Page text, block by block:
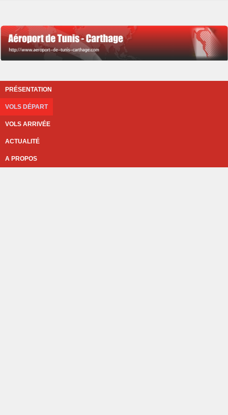
PRÉSENTATION
VOLS DÉPART
VOLS ARRIVÉE
ACTUALITÉ
A PROPOS